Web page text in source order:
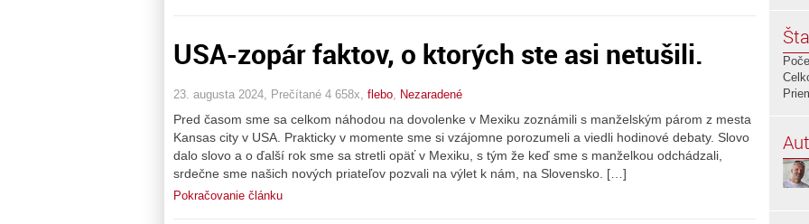
USA-zopár faktov, o ktorých ste asi netušili.
23. augusta 2024, Prečítané 4 658x, flebo, Nezaradené
Pred časom sme sa celkom náhodou na dovolenke v Mexiku zoznámili s manželským párom z mesta
Kansas city v USA. Prakticky v momente sme si vzájomne porozumeli a viedli hodinové debaty. Slovo
dalo slovo a o ďalší rok sme sa stretli opäť v Mexiku, s tým že keď sme s manželkou odchádzali,
srdečne sme našich nových priateľov pozvali na výlet k nám, na Slovensko. […]
Pokračovanie článku